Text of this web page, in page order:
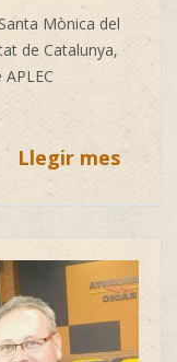
Mònica del
de Catalunya,
APLEC
Llegir mes